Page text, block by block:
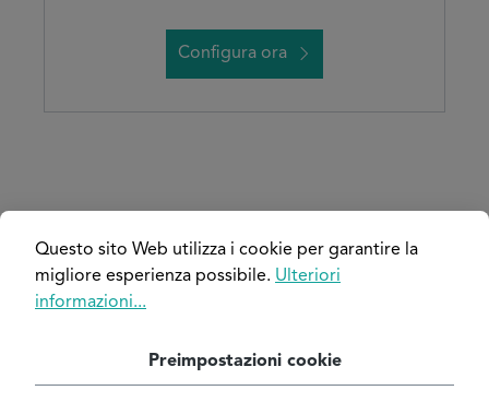
Configura ora
Tutti i metalli sono disponibili anche
con verniciatura a polvere
1.500 COLORI DISPONIBILI
Questo sito Web utilizza i cookie per garantire la
migliore esperienza possibile. Ulteriori
informazioni...
Preimpostazioni cookie